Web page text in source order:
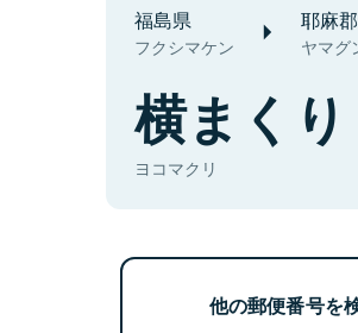
福島県
フクシマケン
耶麻
ヤマグ
横まくり
ヨコマクリ
他の郵便番号を